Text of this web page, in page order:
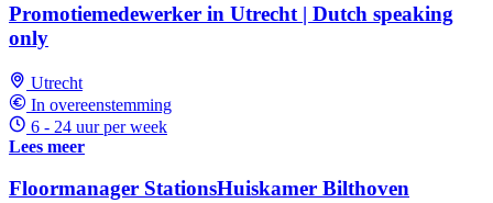
Promotiemedewerker in Utrecht | Dutch speaking
only
Utrecht
In overeenstemming
6 - 24 uur per week
Lees meer
Floormanager StationsHuiskamer Bilthoven